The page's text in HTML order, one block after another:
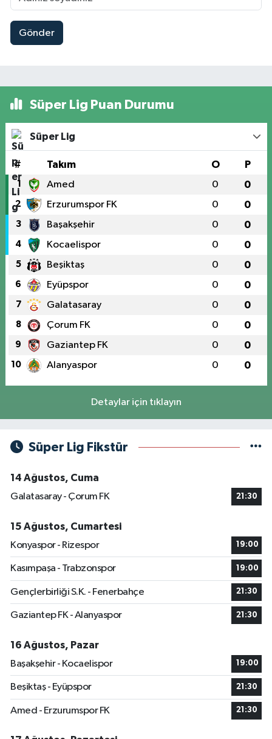
Gönder
Süper Lig Puan Durumu
Süper Lig
# Takım O P
1 Amed 0 0
2 Erzurumspor FK 0 0
3 Başakşehir 0 0
4 Kocaelispor 0 0
5 Beşiktaş 0 0
6 Eyüpspor 0 0
7 Galatasaray 0 0
8 Çorum FK 0 0
9 Gaziantep FK 0 0
10 Alanyaspor 0 0
Detaylar için tıklayın
Süper Lig Fikstür
14 Ağustos, Cuma
Galatasaray - Çorum FK
21:30
15 Ağustos, Cumartesi
Konyaspor - Rizespor
19:00
Kasımpaşa - Trabzonspor 19:00
Gençlerbirliği S.K. - Fenerbahçe 21:30
Gaziantep FK - Alanyaspor 21:30
16 Ağustos, Pazar
Başakşehir - Kocaelispor
19:00
Beşiktaş - Eyüpspor 21:30
Amed - Erzurumspor FK 21:30